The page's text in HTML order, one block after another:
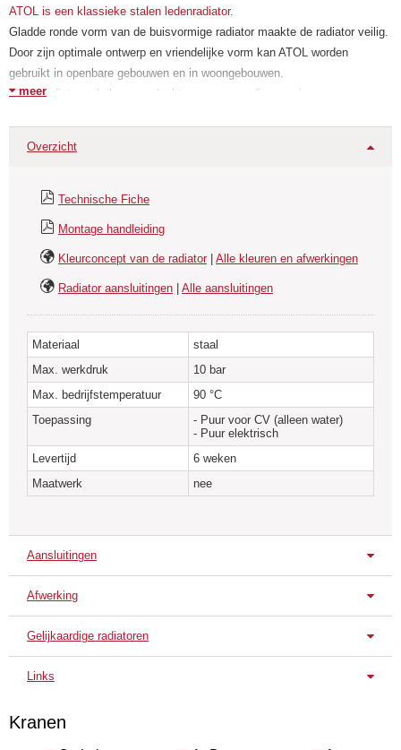
ATOL is een klassieke stalen ledenradiator.
Gladde ronde vorm van de buisvormige radiator maakte de radiator veilig.
Door zijn optimale ontwerp en vriendelijke vorm kan ATOL worden
gebruikt in openbare gebouwen en in woongebouwen.
ATOL radiatoren behoeven slechts een eenvoudige service aan
eenvoudig is.
losse modulaire voetjes zonder meerprijs worden meegeleverd.
De elementen (of te wel leden) van buisvormige radiatoren zijn gemaakt
van stalen buizen. Ze zijn een ideaal alternatief voor klassieke gietijzeren
radiatoren met meerdere kolommen.
Buisradiator ATOL heeft een uitstekende circulatie van de
meer
Overzicht
Technische Fiche
Montage handleiding
Kleurconcept van de radiator Alle kleuren en afwerkingen
Radiator aansluitingen Alle aansluitingen
Materiaal
staal
Max. werkdruk
10 bar
Max. bedrijfstemperatuur
90 °C
Toepassing
- Puur voor CV (alleen water)
- Puur elektrisch
Levertijd
6 weken
Maatwerk
nee
Aansluitingen
Standaard aansluitingen
Diagonaal L/R Enkelzijdig L
Afwerking
Standaard uitvoering
Gelijkaardige radiatoren
Links
Kranen